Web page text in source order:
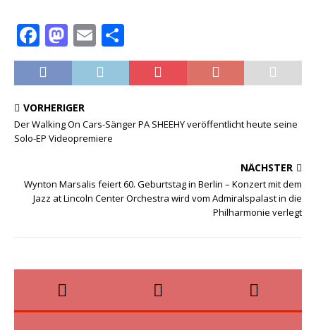
F
a
c
e
b
o
k
M
a
st
o
d
o
E
m
ai
ei
le
VORHERIGER
Der Walking On Cars-Sänger PA SHEEHY veröffentlicht heute seine
Solo-EP Videopremiere
NÄCHSTER
Wynton Marsalis feiert 60. Geburtstag in Berlin – Konzert mit dem
Jazz at Lincoln Center Orchestra wird vom Admiralspalast in die
Philharmonie verlegt